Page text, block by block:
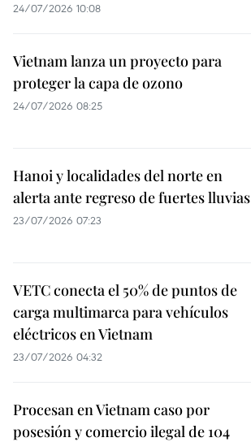
24/07/2026 10:08
Vietnam lanza un proyecto para
proteger la capa de ozono
24/07/2026 08:25
Hanoi y localidades del norte en
alerta ante regreso de fuertes lluvias
23/07/2026 07:23
VETC conecta el 50% de puntos de
carga multimarca para vehículos
eléctricos en Vietnam
23/07/2026 04:32
Procesan en Vietnam caso por
posesión y comercio ilegal de 104